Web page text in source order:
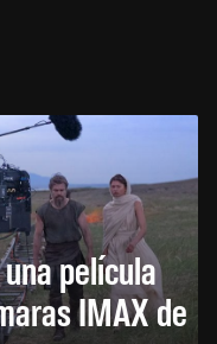
película
IMAX de